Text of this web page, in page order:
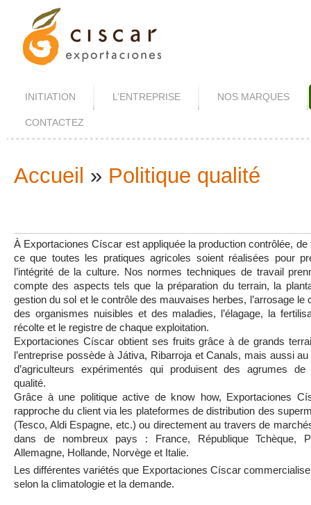
INITIATION L’ENTREPRISE NOS MARQUES
CONTACTEZ
Vous Êtes Ici
Accueil » Politique qualité
À Exportaciones Císcar est appliquée la production contrôlée, de
ce que toutes les pratiques agricoles soient réalisées pour
l’intégrité de la culture. Nos normes techniques de travail
compte des aspects tels que la préparation du terrain, la
gestion du sol et le contrôle des mauvaises herbes, l’arrosage le
des organismes nuisibles et des maladies, l’élagage, la
récolte et le registre de chaque exploitation.
Exportaciones Císcar obtient ses fruits grâce à de grands
l’entreprise possède à Játiva, Ribarroja et Canals, mais aussi
d’agriculteurs expérimentés qui produisent des agrumes de
qualité.
Grâce à une politique active de know how, Exportaciones
rapproche du client via les plateformes de distribution des
(Tesco, Aldi Espagne, etc.) ou directement au travers de
dans de nombreux pays : France, République Tchèque,
Allemagne, Hollande, Norvège et Italie.
Les différentes variétés que Exportaciones Císcar
selon la climatologie et la demande.